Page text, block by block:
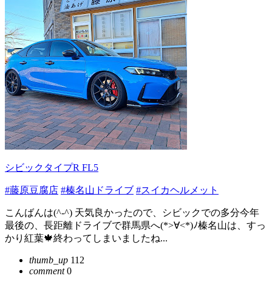
シビックタイプR FL5
#藤原豆腐店 #榛名山ドライブ #スイカヘルメット
こんばんは(^-^) 天気良かったので、シビックでの多分今年
最後の、長距離ドライブで群馬県へ(*>∀<*)ﾉ榛名山は、すっ
かり紅葉🍁終わってしまいましたね...
thumb_up 112
comment0